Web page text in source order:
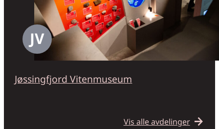
JV
Jøssingfjord Vitenmuseum
Vis alle avdelinger arrow_forward